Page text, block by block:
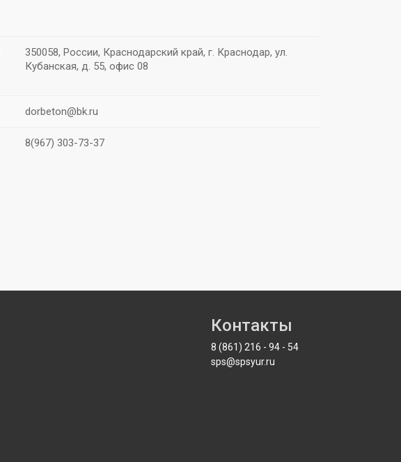
350058, России, Краснодарский край, г. Краснодар, ул.
Кубанская, д. 55, офис 08
dorbeton@bk.ru
8(967) 303-73-37
Контакты
8 (861) 216 - 94 - 54
sps@spsyur.ru